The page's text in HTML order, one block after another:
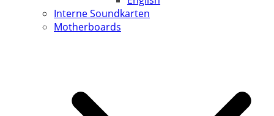
Interne Soundkarten
Motherboards